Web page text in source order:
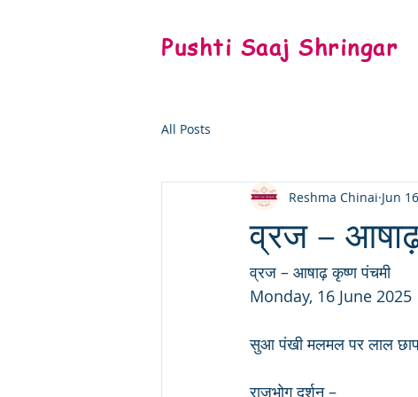
Pushti Saaj Shringar
All Posts
व्रज –
Reshma Chinai Jun
व्रज – आषाढ़ कृष्ण पंचमी
Monday, 16 June 2025
सुआ पंखी मलमल पर लाल
राजभोग दर्शन –